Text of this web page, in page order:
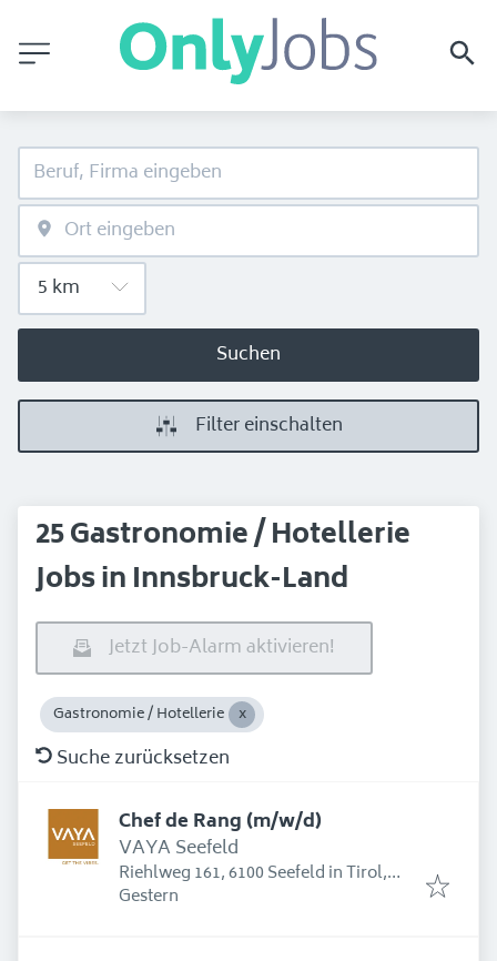
Suchen
Filter einschalten
25 Gastronomie / Hotellerie
Jobs in Innsbruck-Land
Jetzt Job-Alarm aktivieren!
Gastronomie / Hotellerie
Suche zurücksetzen
Chef de Rang (m/w/d)
VAYA Seefeld
Riehlweg 161, 6100 Seefeld in Tirol,
Österreich
Erschienen
Gestern